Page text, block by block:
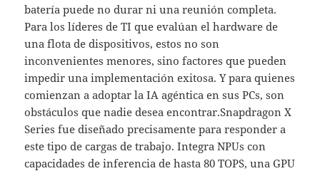
batería puede no durar ni una reunión completa.
Para los líderes de TI que evalúan el hardware de
una flota de dispositivos, estos no son
inconvenientes menores, sino factores que pueden
impedir una implementación exitosa. Y para quienes
comienzan a adoptar la IA agéntica en sus PCs, son
obstáculos que nadie desea encontrar.Snapdragon X
Series fue diseñado precisamente para responder a
este tipo de cargas de trabajo. Integra NPUs con
capacidades de inferencia de hasta 80 TOPS, una GPU